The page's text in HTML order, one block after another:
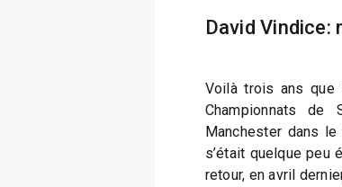
David Vindice:
Voilà trois ans que
Championnats
Manchester dans
s’était quelque peu
retour, en avril